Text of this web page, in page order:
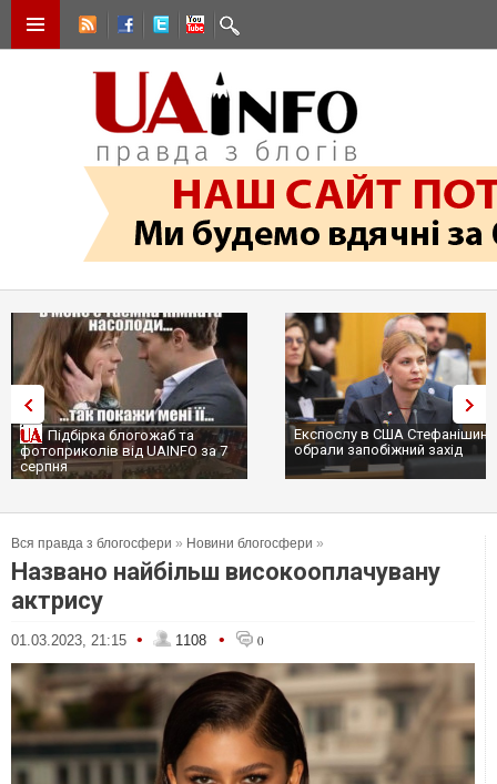
Підбірка блогожаб та
фотоприколів від UAINFO за 7
серпня
Експослу в США
обрали запобіжний захід
Вся правда з блогосфери » Новини блогосфери »
Названо найбільш високооплачувану
актрису
01.03.2023, 21:15 • 1108 • 0